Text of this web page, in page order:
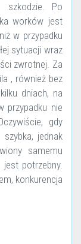
szkodzie. Po
worków jest
w przypadku
sytuacji wraz
zwrotnej. Za
, również bez
dniach, na
przypadku nie
gdy
jednak
samemu
potrzebny.
konkurencja